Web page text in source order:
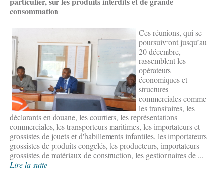
consommation
Ces réunions, qui se
poursuivront jusqu’au
20 décembre,
rassemblent les
opérateurs
économiques et
structures
commerciales comme
les transitaires, les
déclarants en douane, les courtiers, les représentations
commerciales, les transporteurs maritimes, les importateurs et
grossistes de jouets et d'habillements infantiles, les importateurs
grossistes de produits congelés, les producteurs, importateurs
grossistes de matériaux de construction, les gestionnaires de ...
Lire la suite